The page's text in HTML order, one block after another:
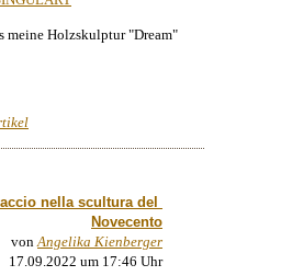
meine Holzskulptur "Dream"
nella scultura del
Novecento
von Angelika Kienberger
17.09.2022 um 17:46 Uhr